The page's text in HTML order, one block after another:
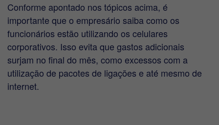
Conforme apontado nos tópicos acima, é
importante que o empresário saiba como os
funcionários estão utilizando os celulares
corporativos. Isso evita que gastos adicionais
surjam no final do mês, como excessos com a
utilização de pacotes de ligações e até mesmo de
internet.